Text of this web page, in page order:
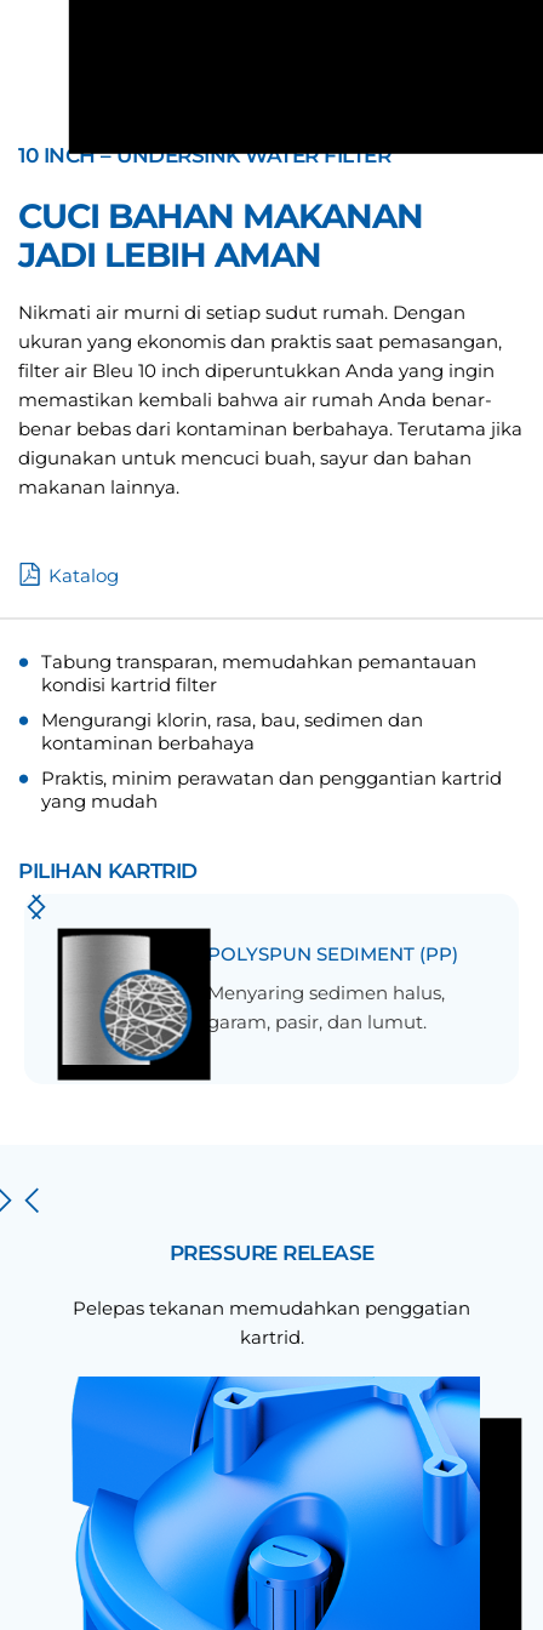
10 INCH – UNDERSINK WATER FILTER
CUCI BAHAN MAKANAN
JADI LEBIH AMAN
Nikmati air murni di setiap sudut rumah. Dengan
ukuran yang ekonomis dan praktis saat pemasangan,
filter air Bleu 10 inch diperuntukkan Anda yang ingin
memastikan kembali bahwa air rumah Anda benar-
benar bebas dari kontaminan berbahaya. Terutama jika
digunakan untuk mencuci buah, sayur dan bahan
makanan lainnya.
Katalog
Tabung transparan, memudahkan pemantauan
kondisi kartrid filter
Mengurangi klorin, rasa, bau, sedimen dan
kontaminan berbahaya
Praktis, minim perawatan dan penggantian kartrid
yang mudah
PILIHAN KARTRID
POLYSPUN SEDIMENT (PP)
Menyaring sedimen halus,
garam, pasir, dan lumut.
PRESSURE RELEASE
Pelepas tekanan memudahkan penggatian
kartrid.